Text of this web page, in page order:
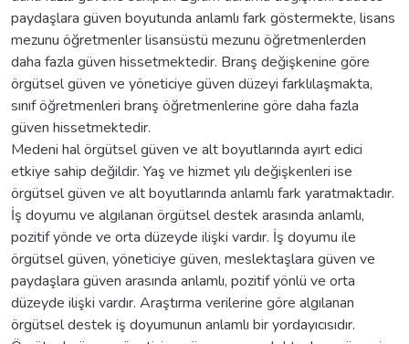
paydaşlara güven boyutunda anlamlı fark göstermekte, lisans
mezunu öğretmenler lisansüstü mezunu öğretmenlerden
daha fazla güven hissetmektedir. Branş değişkenine göre
örgütsel güven ve yöneticiye güven düzeyi farklılaşmakta,
sınıf öğretmenleri branş öğretmenlerine göre daha fazla
güven hissetmektedir.
Medeni hal örgütsel güven ve alt boyutlarında ayırt edici
etkiye sahip değildir. Yaş ve hizmet yılı değişkenleri ise
örgütsel güven ve alt boyutlarında anlamlı fark yaratmaktadır.
İş doyumu ve algılanan örgütsel destek arasında anlamlı,
pozitif yönde ve orta düzeyde ilişki vardır. İş doyumu ile
örgütsel güven, yöneticiye güven, meslektaşlara güven ve
paydaşlara güven arasında anlamlı, pozitif yönlü ve orta
düzeyde ilişki vardır. Araştırma verilerine göre algılanan
örgütsel destek iş doyumunun anlamlı bir yordayıcısıdır.